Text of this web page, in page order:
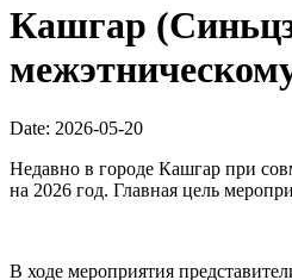
Кашгар
Date: 2026-05-20
Недавно в городе Кашгар при
на 2026 год. Главная цель
В ходе мероприятия